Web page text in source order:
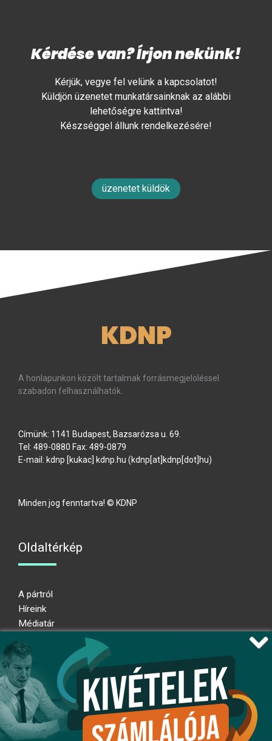
Kérdése van? Írjon nekünk!
Kérjük, vegye fel velünk a kapcsolatot!
Küldjön üzenetet munkatársainknak az alábbi
lehetőségre kattintva!
Készséggel állunk rendelkezésére!
üzenetet küldök
KDNP
A honlapunkon közölt tartalmak forrásmegjelöléssel
szabadon felhasználhatók.
Címünk: 1141 Budapest, Bazsarózsa u. 69.
Tel: 489-0880 Fax: 489-0879
E-mail: kdnp [kukac] kdnp hu (kdnp[at]kdnp[dot]hu)
Minden jog fenntartva! © KDNP
Oldaltérkép
A pártról
Híreink
Médiatár
Adatkezelési nyilatkozat
Átláthatósági nyilatkozat
Ugrás az oldal tetejére
Kövessen minket!